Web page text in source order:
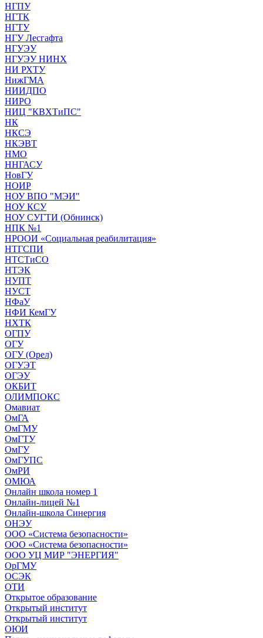
НГПУ
НГТК
НГТУ
НГУ Лесгафта
НГУЭУ
НГУЭУ НИНХ
НИ РХТУ
НижГМА
НИИДПО
НИРО
НИЦ "КВХТиПС"
НК
НКСЭ
НКЭВТ
НМО
ННГАСУ
НовГУ
НОИР
НОУ ВПО "МЭИ"
НОУ КСУ
НОУ СУГТИ (Обнинск)
НПК №1
НРООИ «Социальная реабилитация»
НТГСПИ
НТСТиСО
НТЭК
НУПТ
НУСТ
НФаУ
НФИ КемГУ
НХТК
ОГПУ
ОГУ
ОГУ (Орел)
ОГУЭТ
ОГЭУ
ОКБИТ
ОЛИМПОКС
Омавиат
ОмГА
ОмГМУ
ОмГТУ
ОмГУ
ОмГУПС
ОмРИ
ОМЮА
Онлайн школа номер 1
Онлайн-лицей №1
Онлайн-школа Синергия
ОНЭУ
ООО «Система безопасности»
ООО «Система безопасности»
ООО УЦ МИР "ЭНЕРГИЯ"
ОрГМУ
ОСЭК
ОТИ
Открытое образование
Открытый институт
Открытый институт
ОЮИ